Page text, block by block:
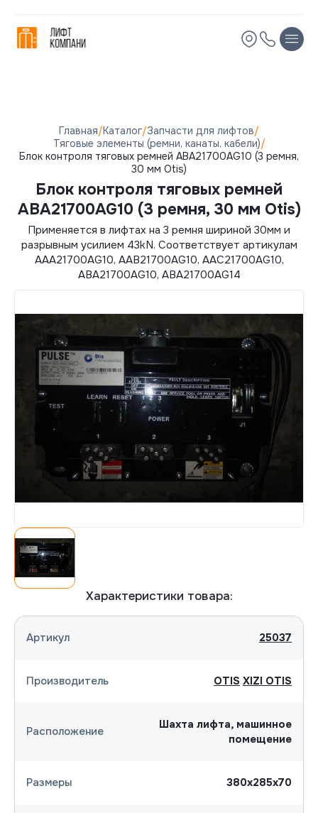
Главная/Каталог/Запчасти для лифтов/
Тяговые элементы (ремни, канаты, кабели)/
Блок контроля тяговых ремней ABA21700AG10 (3 ремня,
30 мм Otis)
Блок контроля тяговых ремней
ABA21700AG10 (3 ремня, 30 мм Otis)
Применяется в лифтах на 3 ремня шириной 30мм и
разрывным усилием 43kN. Соответствует артикулам
AAA21700AG10, AAB21700AG10, AAC21700AG10,
ABA21700AG10, ABA21700AG14
Характеристики товара:
Артикул 25037
Производитель OTIS XIZI OTIS
Расположение
Шахта лифта, машинное
помещение
Размеры 380х285х70
Телефон
Электронная почта
Комментарий
Согласна(-ен) на обработку персональных
данных
Отправить
Телефон
Электронная почта
Комментарий
Согласна(-ен) на обработку персональных
данных
Отправить